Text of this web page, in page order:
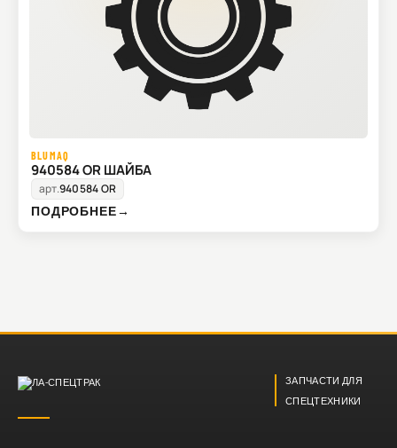
BLUMAQ
940584 OR ШАЙБА
арт.940584 OR
ПОДРОБНЕЕ→
ЗАПЧАСТИ ДЛЯ
СПЕЦТЕХНИКИ